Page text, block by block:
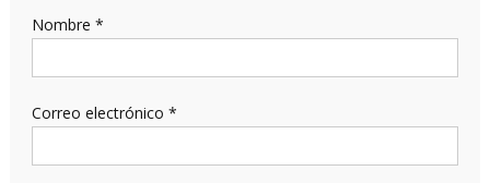
Nombre *
Correo electrónico *